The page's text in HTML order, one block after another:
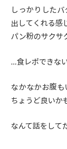
しっかりした
出してくれる感
パン粉のサクサ
…食レポできない
なかなかお腹も
ちょうど良いか
なんて話をして